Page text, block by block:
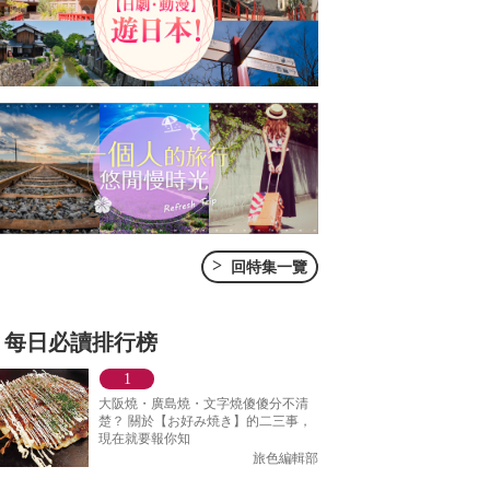
> 回特集一覽
每日必讀排行榜
大阪燒・廣島燒・文字燒傻傻分不清
楚？ 關於【お好み焼き】的二三事，
現在就要報你知
旅色編輯部